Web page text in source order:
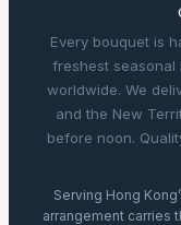
Every bouquet is
freshest seasonal
worldwide. We
and the New
before noon.
Serving Hong
arrangement carries